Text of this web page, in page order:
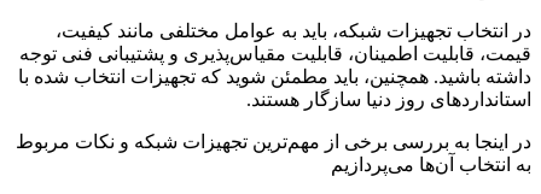
در انتخاب تجهیزات شبکه، باید به عوامل مختلفی مانند کیفیت،
قیمت، قابلیت اطمینان، قابلیت مقیاس‌پذیری و پشتیبانی فنی توجه
داشته باشید. همچنین، باید مطمئن شوید که تجهیزات انتخاب شده با
استانداردهای روز دنیا سازگار هستند.
در اینجا به بررسی برخی از مهم‌ترین تجهیزات شبکه و نکات مربوط
به انتخاب آن‌ها می‌پردازیم